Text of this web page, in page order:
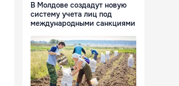
В Молдове создадут новую
систему учета лиц под
международными санкциями